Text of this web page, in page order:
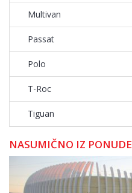
Multivan
Passat
Polo
T-Roc
Tiguan
NASUMIČNO IZ PONUDE